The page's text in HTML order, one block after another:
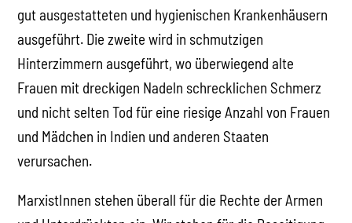
gut ausgestatteten und hygienischen Krankenhäusern
ausgeführt. Die zweite wird in schmutzigen
Hinterzimmern ausgeführt, wo überwiegend alte
Frauen mit dreckigen Nadeln schrecklichen Schmerz
und nicht selten Tod für eine riesige Anzahl von Frauen
und Mädchen in Indien und anderen Staaten
verursachen.
MarxistInnen stehen überall für die Rechte der Armen